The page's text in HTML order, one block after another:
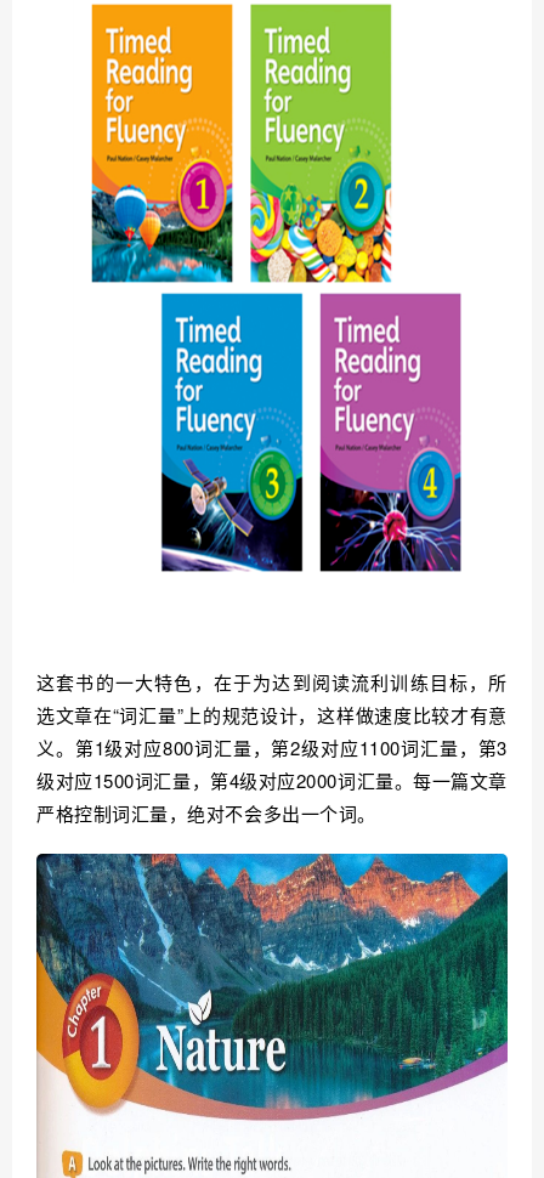
这套书的一大特色，在于为达到阅读流利训练目标，所
选文章在“词汇量”上的规范设计，这样做速度比较才有意
义。第1级对应800词汇量，第2级对应1100词汇量，第3
级对应1500词汇量，第4级对应2000词汇量。每一篇文章
严格控制词汇量，绝对不会多出一个词。